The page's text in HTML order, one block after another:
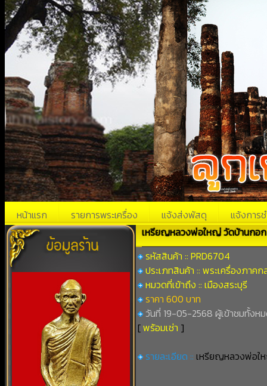
หน้าแรก รายการพระเครื่อง แจ้งส่งพัสดุ แจ้งการช
เหรียญหลวงพ่อใหญ่ วัดบ้านกอก
รหัสสินค้า :: PRD6704
ประเภทสินค้า :: พระเครื่องภาคก
หมวดที่เข้าถึง :: เมืองสระบุรี
ราคา 600 บาท
วันที่ 19-05-2568 ผู้เข้าชมทั้งห
[พร้อมเช่า ]
รายละเอียด :: เหรียญหลวงพ่อใ